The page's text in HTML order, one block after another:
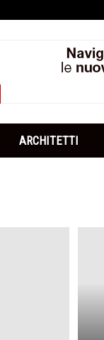
ARCHITETTI